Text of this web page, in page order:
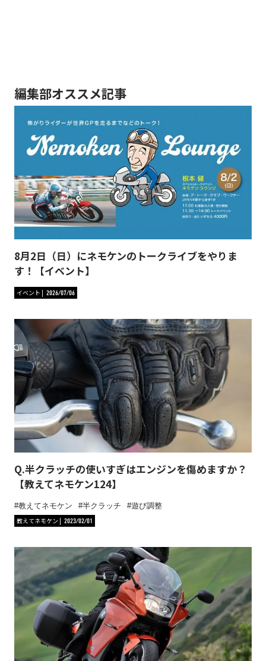
編集部オススメ記事
8月2日（日）にネモケンのトークライブをやりま
す！【イベント】
イベント 2026/07/06
Q.半クラッチの使いすぎはエンジンを傷めますか？
【教えてネモケン124】
教えてネモケン 半クラッチ
遊び調整
教えてネモケン
2023/02/01